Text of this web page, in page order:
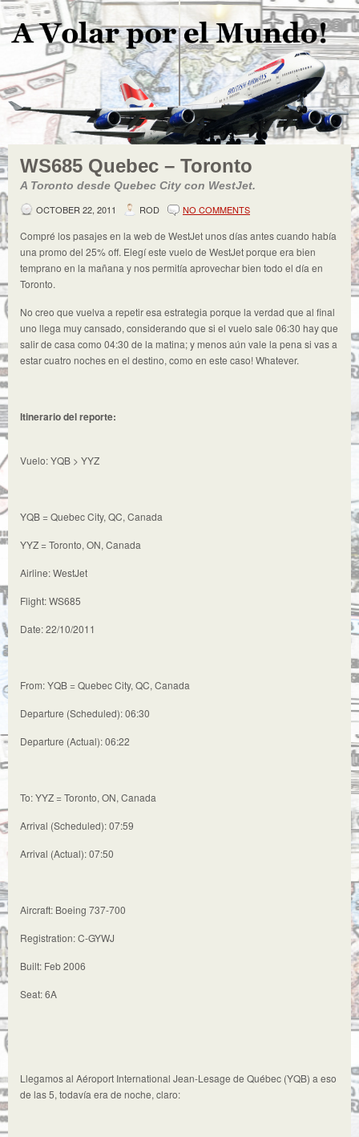
WS685 Quebec – Toronto
A Toronto desde Quebec City con WestJet.
OCTOBER 22, 2011
ROD NO COMMENTS
Compré los pasajes en la web de WestJet unos días antes cuando había
una promo del 25% off. Elegí este vuelo de WestJet porque era bien
temprano en la mañana y nos permitía aprovechar bien todo el día en
Toronto.
No creo que vuelva a repetir esa estrategia porque la verdad que al final
uno llega muy cansado, considerando que si el vuelo sale 06:30 hay que
salir de casa como 04:30 de la matina; y menos aún vale la pena si vas a
estar cuatro noches en el destino, como en este caso! Whatever.
Itinerario del reporte:
Vuelo: YQB > YYZ
YQB = Quebec City, QC, Canada
YYZ = Toronto, ON, Canada
Airline: WestJet
Flight: WS685
Date: 22/10/2011
From: YQB = Quebec City, QC, Canada
Departure (Scheduled): 06:30
Departure (Actual): 06:22
To: YYZ = Toronto, ON, Canada
Arrival (Scheduled): 07:59
Arrival (Actual): 07:50
Aircraft: Boeing 737-700
Registration: C-GYWJ
Built: Feb 2006
Seat: 6A
Llegamos al Aéroport International Jean-Lesage de Québec (YQB) a eso
de las 5, todavía era de noche, claro: